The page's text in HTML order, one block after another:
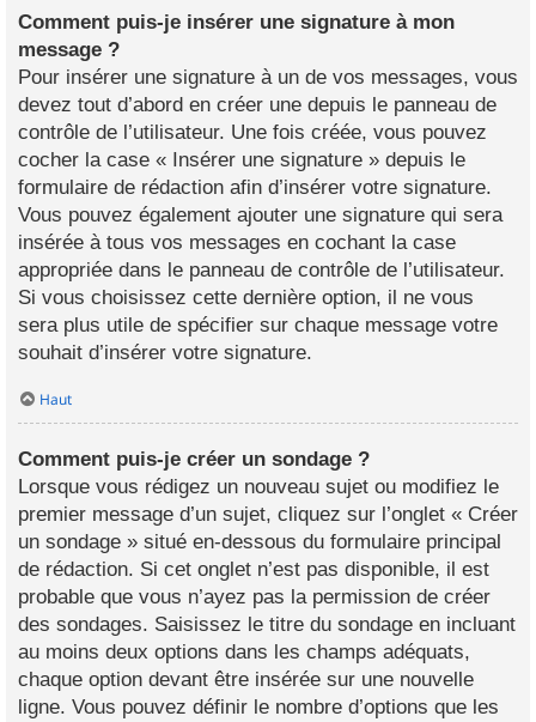
Comment puis-je insérer une signature à mon
message ?
Pour insérer une signature à un de vos messages, vous
devez tout d’abord en créer une depuis le panneau de
contrôle de l’utilisateur. Une fois créée, vous pouvez
cocher la case « Insérer une signature » depuis le
formulaire de rédaction afin d’insérer votre signature.
Vous pouvez également ajouter une signature qui sera
insérée à tous vos messages en cochant la case
appropriée dans le panneau de contrôle de l’utilisateur.
Si vous choisissez cette dernière option, il ne vous
sera plus utile de spécifier sur chaque message votre
souhait d’insérer votre signature.
Haut
Comment puis-je créer un sondage ?
Lorsque vous rédigez un nouveau sujet ou modifiez le
premier message d’un sujet, cliquez sur l’onglet « Créer
un sondage » situé en-dessous du formulaire principal
de rédaction. Si cet onglet n’est pas disponible, il est
probable que vous n’ayez pas la permission de créer
des sondages. Saisissez le titre du sondage en incluant
au moins deux options dans les champs adéquats,
chaque option devant être insérée sur une nouvelle
ligne. Vous pouvez définir le nombre d’options que les